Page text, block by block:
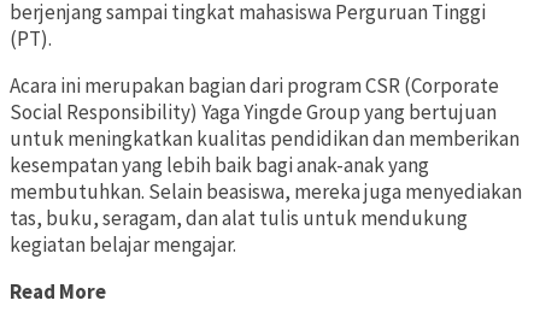
berjenjang sampai tingkat mahasiswa Perguruan Tinggi
(PT).
Acara ini merupakan bagian dari program CSR (Corporate
Social Responsibility) Yaga Yingde Group yang bertujuan
untuk meningkatkan kualitas pendidikan dan memberikan
kesempatan yang lebih baik bagi anak-anak yang
membutuhkan. Selain beasiswa, mereka juga menyediakan
tas, buku, seragam, dan alat tulis untuk mendukung
kegiatan belajar mengajar.
Read More